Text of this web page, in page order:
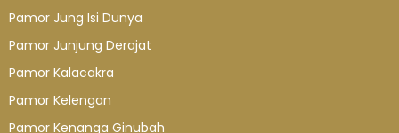
Pamor Jung Isi Dunya
Pamor Junjung Derajat
Pamor Kalacakra
Pamor Kelengan
Pamor Kenanga Ginubah